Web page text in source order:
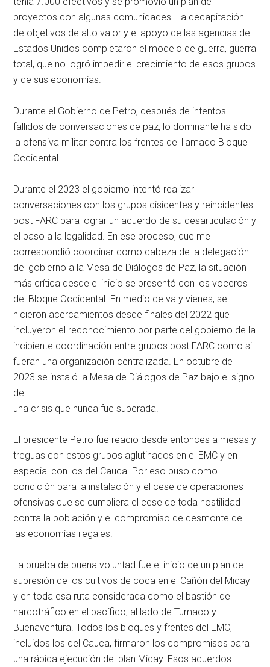
proyectos con algunas comunidades. La decapitación
de objetivos de alto valor y el apoyo de las agencias de
Estados Unidos completaron el modelo de guerra, guerra
total, que no logró impedir el crecimiento de esos grupos
y de sus economías.
Durante el Gobierno de Petro, después de intentos
fallidos de conversaciones de paz, lo dominante ha sido
la ofensiva militar contra los frentes del llamado Bloque
Occidental.
Durante el 2023 el gobierno intentó realizar
conversaciones con los grupos disidentes y reincidentes
post FARC para lograr un acuerdo de su desarticulación y
el paso a la legalidad. En ese proceso, que me
correspondió coordinar como cabeza de la delegación
del gobierno a la Mesa de Diálogos de Paz, la situación
más crítica desde el inicio se presentó con los voceros
del Bloque Occidental. En medio de va y vienes, se
hicieron acercamientos desde finales del 2022 que
incluyeron el reconocimiento por parte del gobierno de la
incipiente coordinación entre grupos post FARC como si
fueran una organización centralizada. En octubre de
2023 se instaló la Mesa de Diálogos de Paz bajo el signo
de
una crisis que nunca fue superada.
El presidente Petro fue reacio desde entonces a mesas y
treguas con estos grupos aglutinados en el EMC y en
especial con los del Cauca. Por eso puso como
condición para la instalación y el cese de operaciones
ofensivas que se cumpliera el cese de toda hostilidad
contra la población y el compromiso de desmonte de
las economías ilegales.
La prueba de buena voluntad fue el inicio de un plan de
supresión de los cultivos de coca en el Cañón del Micay
y en toda esa ruta considerada como el bastión del
narcotráfico en el pacífico, al lado de Tumaco y
Buenaventura. Todos los bloques y frentes del EMC,
incluidos los del Cauca, firmaron los compromisos para
una rápida ejecución del plan Micay. Esos acuerdos